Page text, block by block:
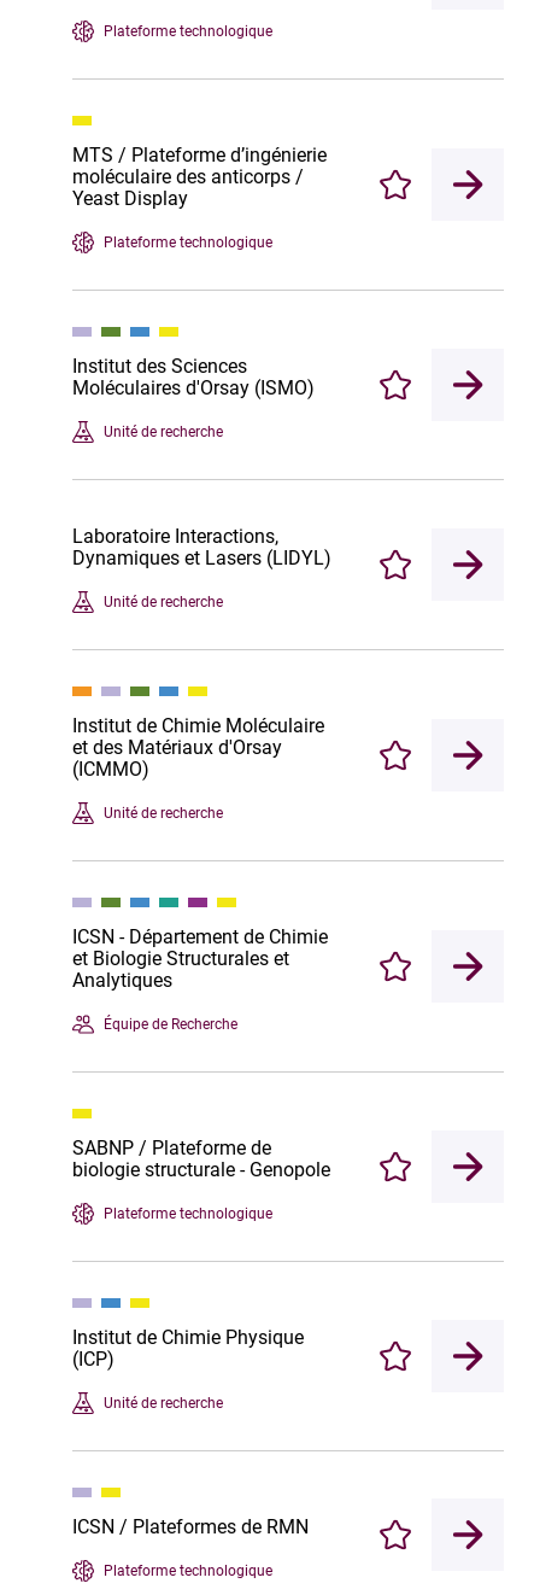
Plateforme technologique
MTS / Plateforme d’ingénierie
moléculaire des anticorps /
Yeast Display
Plateforme technologique
Enregistrer
Institut des Sciences
Moléculaires d'Orsay (ISMO)
Unité de recherche
Enregistrer
Laboratoire Interactions,
Dynamiques et Lasers (LIDYL)
Unité de recherche
Enregistrer
Institut de Chimie Moléculaire
et des Matériaux d'Orsay
(ICMMO)
Unité de recherche
Enregistrer
ICSN - Département de Chimie
et Biologie Structurales et
Analytiques
Équipe de Recherche
Enregistrer
SABNP / Plateforme de
biologie structurale - Genopole
Plateforme technologique
Enregistrer
Institut de Chimie Physique
(ICP)
Unité de recherche
Enregistrer
ICSN / Plateformes de RMN
Plateforme technologique
Enregistrer